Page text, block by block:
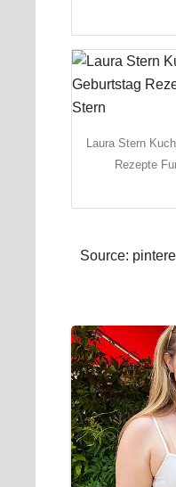
Laura Stern
Rezepte
Source: